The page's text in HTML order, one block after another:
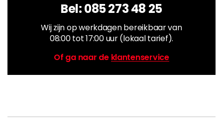
Bel:085 273 48 25
Wij zijn op werkdagen bereikbaar van
08:00 tot 17:00 uur (lokaal tarief).
Of ga naar de klantenservice